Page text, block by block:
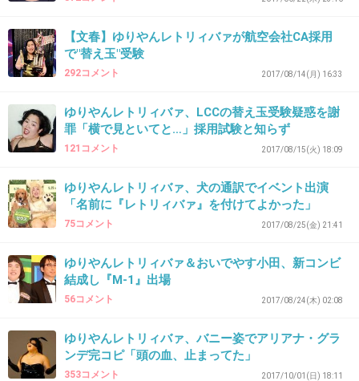
37. 匿名2018/11/30(金) 21:06:52
全く。
性格悪そうだ‼
気持ちわりー。
声が特に！！！ 萌えに騙されないで皆さんは買
わないで😭
【文春】ゆりやんレトリィバァが航空会社CA採用
で"替え玉"受験
292コメント 2017/08/14(月) 16:33
ゆりやんレトリィバァ、LCCの替え玉受験疑惑を謝
罪「横で見といてと…」採用試験と知らず
121コメント 2017/08/15(火) 18:09
ゆりやんレトリィバァ、犬の通訳でイベント出演
「名前に『レトリィバァ』を付けてよかった」
75コメント 2017/08/25(金) 21:41
ゆりやんレトリィバァ＆おいでやす小田、新コンビ
結成し『M-1』出場
56コメント 2017/08/24(木) 02:08
ゆりやんレトリィバァ、バニー姿でアリアナ・グラ
ンデ完コピ「頭の血、止まってた」
353コメント 2017/10/01(日) 18:11